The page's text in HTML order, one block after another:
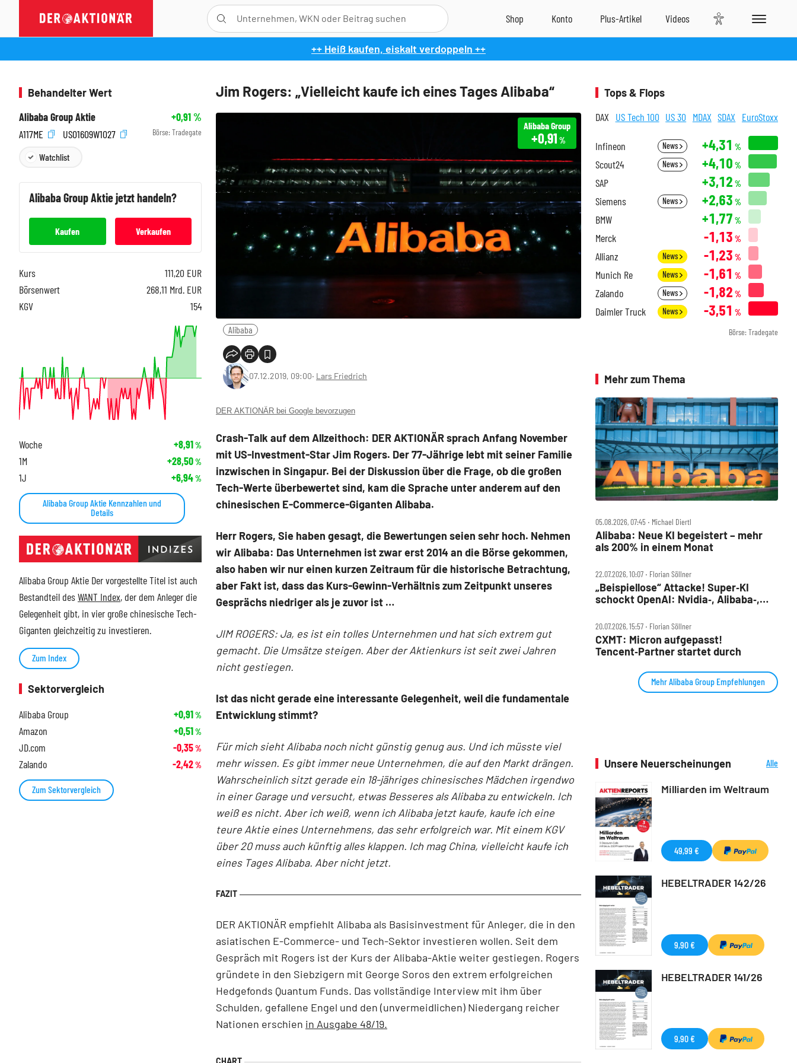
++ Heiß kaufen, eiskalt verdoppeln ++
Jim Rogers: „Vielleicht kaufe ich eines Tages Alibaba“
Alibaba Group
+0,91 %
Alibaba
07.12.2019, 09:00‧ Lars Friedrich
DER AKTIONÄR bei Google bevorzugen
Crash-Talk auf dem Allzeithoch: DER AKTIONÄR sprach Anfang November
mit US-Investment-Star Jim Rogers. Der 77-Jährige lebt mit seiner Familie
inzwischen in Singapur. Bei der Diskussion über die Frage, ob die großen
Tech-Werte überbewertet sind, kam die Sprache unter anderem auf den
chinesischen E-Commerce-Giganten Alibaba.
Herr Rogers, Sie haben gesagt, die Bewertungen seien sehr hoch. Nehmen
wir Alibaba: Das Unternehmen ist zwar erst 2014 an die Börse gekommen,
also haben wir nur einen kurzen Zeitraum für die historische Betrachtung,
aber Fakt ist, dass das Kurs-Gewinn-Verhältnis zum Zeitpunkt unseres
Gesprächs niedriger als je zuvor ist …
JIM ROGERS: Ja, es ist ein tolles Unternehmen und hat sich extrem gut
gemacht. Die Umsätze steigen. Aber der Aktienkurs ist seit zwei Jahren
nicht gestiegen.
Ist das nicht gerade eine interessante Gelegenheit, weil die fundamentale
Entwicklung stimmt?
Für mich sieht Alibaba noch nicht günstig genug aus. Und ich müsste viel
mehr wissen. Es gibt immer neue Unternehmen, die auf den Markt drängen.
Wahrscheinlich sitzt gerade ein 18-jähriges chinesisches Mädchen irgendwo
in einer Garage und versucht, etwas Besseres als Alibaba zu entwickeln. Ich
weiß es nicht. Aber ich weiß, wenn ich Alibaba jetzt kaufe, kaufe ich eine
teure Aktie eines Unternehmens, das sehr erfolgreich war. Mit einem KGV
über 20 muss auch künftig alles klappen. Ich mag China, vielleicht kaufe ich
eines Tages Alibaba. Aber nicht jetzt.
DER AKTIONÄR empfiehlt Alibaba als Basisinvestment für Anleger, die in den
asiatischen E-Commerce- und Tech-Sektor investieren wollen. Seit dem
Gespräch mit Rogers ist der Kurs der Alibaba-Aktie weiter gestiegen. Rogers
gründete in den Siebzigern mit George Soros den extrem erfolgreichen
Hedgefonds Quantum Funds. Das vollständige Interview mit ihm über
Schulden, gefallene Engel und den (unvermeidlichen) Niedergang reicher
Nationen erschien in Ausgabe 48/19.
Behandelter Wert
Alibaba Group Aktie
+0,91%
A117ME
US01609W1027 Börse: Tradegate
Watchlist
Alibaba GroupAktie jetzt handeln?
Kaufen Verkaufen
Kurs 111,20 EUR
Börsenwert
268,11 Mrd. EUR
KGV
154
Woche +8,91%
1M +28,50%
1J +6,94%
Alibaba Group Aktie Kennzahlen und
Details
Alibaba Group Aktie Der vorgestellte Titel ist auch
Bestandteil desWANT Index, der dem Anleger die
Gelegenheit gibt, in vier große chinesische Tech-
Giganten gleichzeitig zu investieren.
Zum Index
Sektorvergleich
Alibaba Group
+0,91%
Amazon +0,51%
JD.com -0,35%
Zalando -2,42%
Zum Sektorvergleich
Tops & Flops
DAX US Tech 100 US 30 MDAX SDAX EuroStoxx
Infineon News +4,31 %
Scout24 News +4,10 %
SAP +3,12 %
Siemens News +2,63 %
BMW +1,77 %
Merck -1,13 %
Allianz News -1,23 %
Munich Re News -1,61 %
Zalando News -1,82 %
Daimler Truck News -3,51 %
Börse: Tradegate
Mehr zum Thema
05.08.2026, 07:45 ‧ Michael Diertl
Alibaba: Neue KI begeistert – mehr
als 200% in einem Monat
22.07.2026, 10:07 ‧ Florian Söllner
„Beispiellose“ Attacke! Super‑KI
schockt OpenAI: Nvidia‑, Alibaba‑,
20.07.2026, 15:57 ‧ Florian Söllner
CXMT: Micron aufgepasst!
Tencent‑Partner startet durch
Mehr Alibaba Group Empfehlungen
Unsere Neuerscheinungen
Alle
Milliarden im Weltraum
49,99 €
HEBELTRADER 142/26
9,90 €
HEBELTRADER 141/26
9,90 €